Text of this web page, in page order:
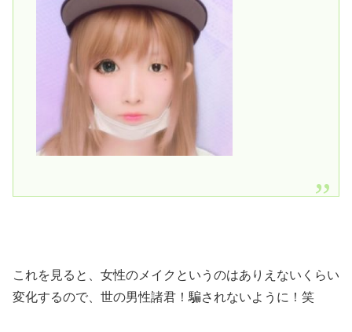
これを見ると、女性のメイクというのはありえないくらい
変化するので、世の男性諸君！騙されないように！笑